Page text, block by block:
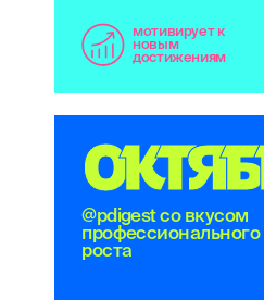
мотивирует к
новым
достижениям
ОКТЯБ
@pdigest со вкусом
профессионального
роста